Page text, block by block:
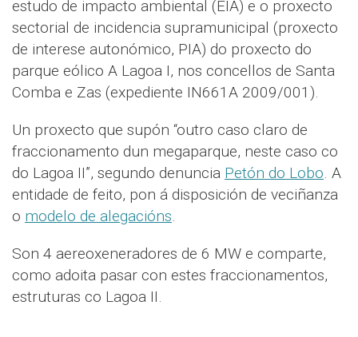
estudo de impacto ambiental (EIA) e o proxecto
sectorial de incidencia supramunicipal (proxecto
de interese autonómico, PIA) do proxecto do
parque eólico A Lagoa I, nos concellos de Santa
Comba e Zas (expediente IN661A 2009/001).
Un proxecto que supón “outro caso claro de
fraccionamento dun megaparque, neste caso co
do Lagoa II”, segundo denuncia Petón do Lobo. A
entidade de feito, pon á disposición de veciñanza
o modelo de alegacións.
Son 4 aereoxeneradores de 6 MW e comparte,
como adoita pasar con estes fraccionamentos,
estruturas co Lagoa II.